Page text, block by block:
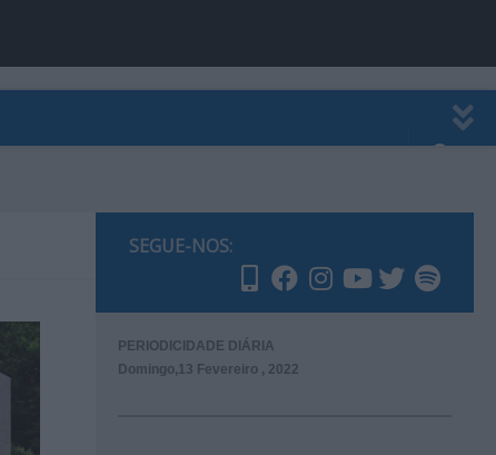
SEGUE-NOS:
PERIODICIDADE DIÁRIA
Domingo,13 Fevereiro , 2022